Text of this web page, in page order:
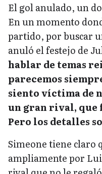
El gol anulado, un
En un momento
partido, por buscar
anuló el festejo de
hablar de temas
parecemos
siento víctima de
un gran rival, que
Pero los detalles
Simeone tiene claro
ampliamente por